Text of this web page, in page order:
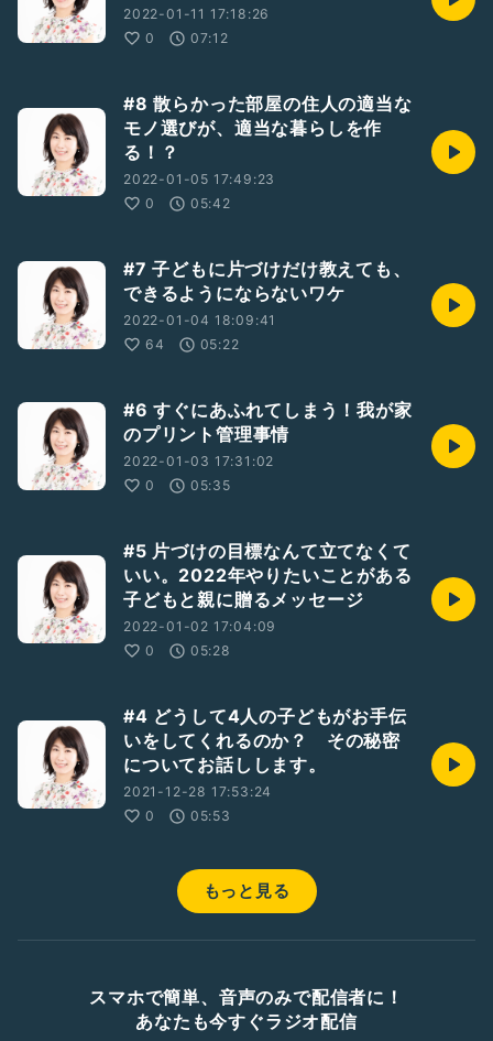
2022-01-11 17:18:26
0
07:12
#8 散らかった部屋の住人の適当な
モノ選びが、適当な暮らしを作
る！？
2022-01-05 17:49:23
0
05:42
#7 子どもに片づけだけ教えても、
できるようにならないワケ
2022-01-04 18:09:41
64
05:22
#6 すぐにあふれてしまう！我が家
のプリント管理事情
2022-01-03 17:31:02
0
05:35
#5 片づけの目標なんて立てなくて
いい。2022年やりたいことがある
子どもと親に贈るメッセージ
2022-01-02 17:04:09
0
05:28
#4 どうして4人の子どもがお手伝
いをしてくれるのか？ その秘密
についてお話しします。
2021-12-28 17:53:24
0
05:53
もっと見る
スマホで簡単、音声のみで配信者に！
あなたも今すぐラジオ配信